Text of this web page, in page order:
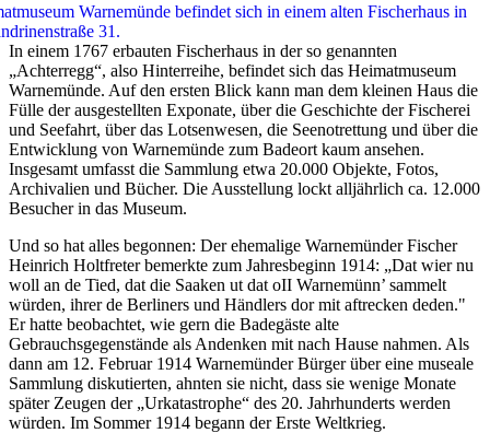
Warnemünde befindet sich in einem alten Fischerhaus in
31.
In einem 1767 erbauten Fischerhaus in der so genannten
„Achterregg“, also Hinterreihe, befindet sich das Heimatmuseum
Warnemünde. Auf den ersten Blick kann man dem kleinen Haus die
Fülle der ausgestellten Exponate, über die Geschichte der Fischerei
und Seefahrt, über das Lotsenwesen, die Seenotrettung und über die
Entwicklung von Warnemünde zum Badeort kaum ansehen.
Insgesamt umfasst die Sammlung etwa 20.000 Objekte, Fotos,
Archivalien und Bücher. Die Ausstellung lockt alljährlich ca. 12.000
Besucher in das Museum.
Und so hat alles begonnen: Der ehemalige Warnemünder Fischer
Heinrich Holtfreter bemerkte zum Jahresbeginn 1914: „Dat wier nu
woll an de Tied, dat die Saaken ut dat oII Warnemünn’ sammelt
würden, ihrer de Berliners und Händlers dor mit aftrecken deden."
Er hatte beobachtet, wie gern die Badegäste alte
Gebrauchsgegenstände als Andenken mit nach Hause nahmen. Als
dann am 12. Februar 1914 Warnemünder Bürger über eine museale
Sammlung diskutierten, ahnten sie nicht, dass sie wenige Monate
später Zeugen der „Urkatastrophe“ des 20. Jahrhunderts werden
würden. Im Sommer 1914 begann der Erste Weltkrieg.